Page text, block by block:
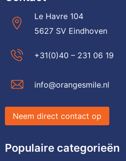
Le Havre 104
5627 SV Eindhoven
+31(0)40 – 231 06 19
info@orangesmile.nl
Neem direct contact op
Populaire categorieën